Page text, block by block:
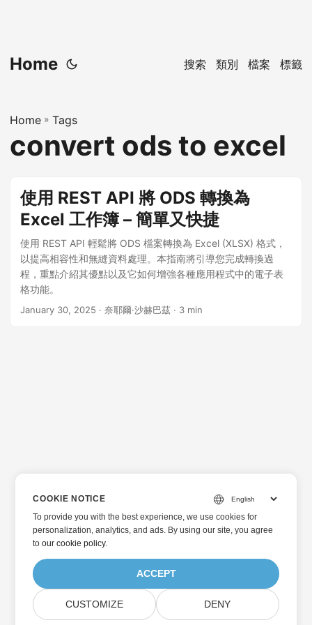
Home 搜索 類別 檔案 標籤
Home » Tags
convert ods to excel
使用 REST API 將 ODS 轉換為
Excel 工作簿 – 簡單又快捷
使用 REST API 輕鬆將 ODS 檔案轉換為 Excel (XLSX) 格式，
以提高相容性和無縫資料處理。本指南將引導您完成轉換過
程，重點介紹其優點以及它如何增強各種應用程式中的電子表
格功能。
January 30, 2025 · 奈耶爾·沙赫巴茲 · 3 min
COOKIE NOTICE
To provide you with the best experience, we use cookies for
personalization, analytics, and ads. By using our site, you agree
toour cookie policy.
ACCEPT
CUSTOMIZE DENY